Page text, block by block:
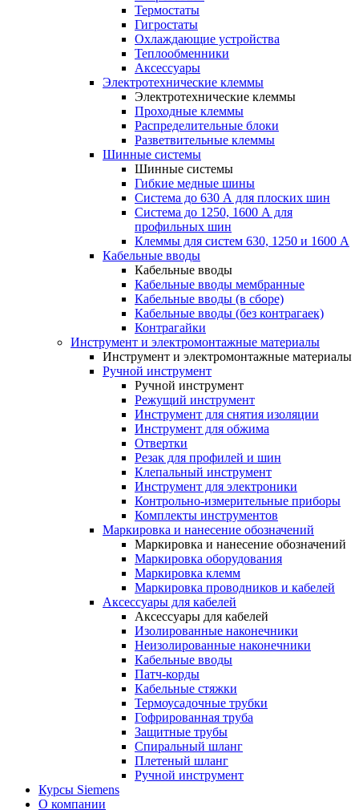
Термостаты
Гигростаты
Охлаждающие устройства
Теплообменники
Аксессуары
Электротехнические клеммы
Электротехнические клеммы
Проходные клеммы
Распределительные блоки
Разветвительные клеммы
Шинные системы
Шинные системы
Гибкие медные шины
Система до 630 А для плоских шин
Система до 1250, 1600 А для
профильных шин
Клеммы для систем 630, 1250 и 1600 А
Кабельные вводы
Кабельные вводы
Кабельные вводы мембранные
Кабельные вводы (в сборе)
Кабельные вводы (без контрагаек)
Контрагайки
Инструмент и электромонтажные материалы
Инструмент и электромонтажные материалы
Ручной инструмент
Ручной инструмент
Режущий инструмент
Инструмент для снятия изоляции
Инструмент для обжима
Отвертки
Резак для профилей и шин
Клепальный инструмент
Инструмент для электроники
Контрольно-измерительные приборы
Комплекты инструментов
Маркировка и нанесение обозначений
Маркировка и нанесение обозначений
Маркировка оборудования
Маркировка клемм
Маркировка проводников и кабелей
Аксессуары для кабелей
Аксессуары для кабелей
Изолированные наконечники
Неизолированные наконечники
Кабельные вводы
Патч-корды
Кабельные стяжки
Термоусадочные трубки
Гофрированная труба
Защитные трубы
Спиральный шланг
Плетеный шланг
Ручной инструмент
Курсы Siemens
О компании